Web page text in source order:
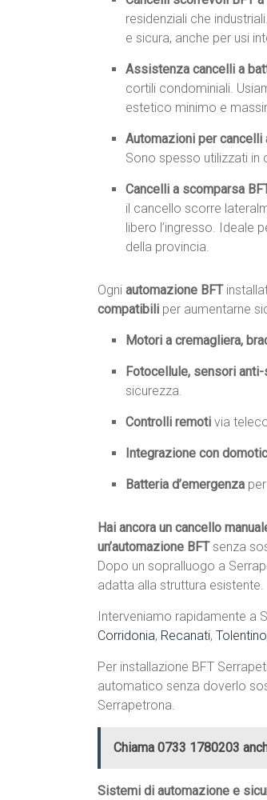
residenziali che
e sicura, anche per usi
Assistenza cancelli a
cortili condominiali.
estetico minimo e
Automazioni per cancelli
Sono spesso utilizzati
Cancelli a scomparsa
il cancello scorre
libero l’ingresso. Ideale
della provincia.
Ogni automazione BFT
compatibili per aumentarne
Motori a cremagliera,
Fotocellule, sensori
sicurezza.
Controlli remoti via
Integrazione con
Batteria d’emergenza
Hai ancora un cancello
un’automazione BFTsenza
Dopo un sopralluogo a
adatta alla struttura esistente.
Interveniamo rapidamente a
Corridonia, Recanati, Tolentino
Per installazione BFT
automatico senza doverlo
Serrapetrona.
Chiama 0733 1780203
Sistemi di automazione e